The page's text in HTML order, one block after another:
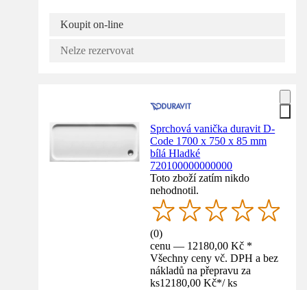
Koupit on-line
Nelze rezervovat
Sprchová vanička duravit D-
Code 1700 x 750 x 85 mm
bílá Hladké
720100000000000
Toto zboží zatím nikdo
nehodnotil.
(0)
cenu — 12180,00 Kč *
Všechny ceny vč. DPH a bez
nákladů na přepravu za
ks12180,00 Kč*/ ks